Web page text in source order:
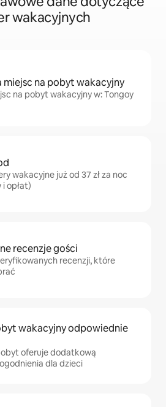
wakacyjnych
miejsc na pobyt wakacyjny
na pobyt wakacyjny w: Tongoy
wakacyjne już od 37 zł za noc
opłat)
recenzje gości
recenzji, które
wakacyjny odpowiednie
oferuje dodatkową
dla dzieci